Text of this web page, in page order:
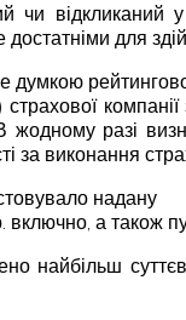
чи відкликаний
для
жодному разі
за виконання
надану
а також
найбільш